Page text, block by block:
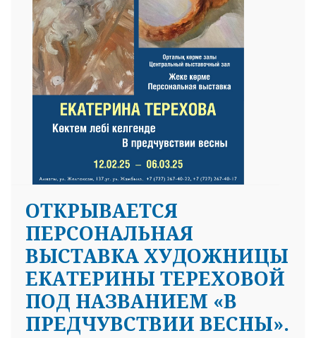
ОТКРЫВАЕТСЯ
ПЕРСОНАЛЬНАЯ
ВЫСТАВКА ХУДОЖНИЦЫ
ЕКАТЕРИНЫ ТЕРЕХОВОЙ
ПОД НАЗВАНИЕМ «В
ПРЕДЧУВСТВИИ ВЕСНЫ».